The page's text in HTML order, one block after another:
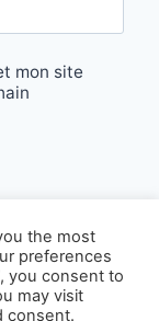
mon site
2026
the most
preferences
you consent to
may visit
consent.